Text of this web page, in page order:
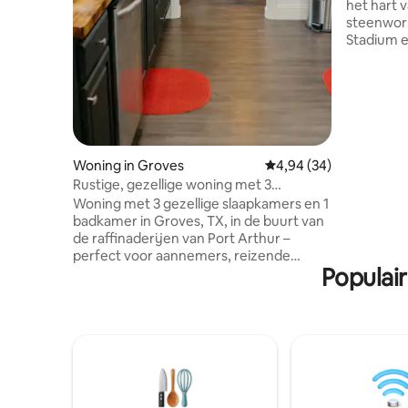
Woning in Groves Gemiddelde
4,94 (34)
Rustige, gezellige woning met 3
slaapkamers, parkeergelegenheid en
wasmachine/droger, Groves, TX
Woning met 3 gezellige slaapkamers en 1
badkamer in Groves, TX, in de buurt van
de raffinaderijen van Port Arthur –
perfect voor aannemers, reizende
parkeergelegenheid voor vrachtwagens
en meerdere voertuigen. Gelegen in een
het hart
Stadium